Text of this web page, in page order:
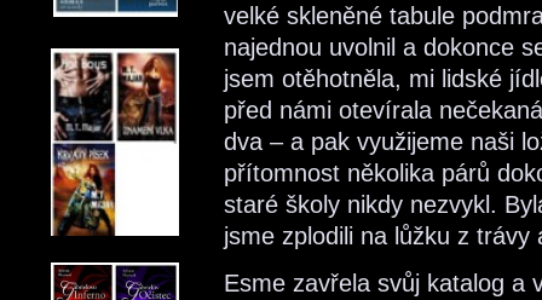
velké skleněné tabule
najednou uvolnil a dokonce
jsem otěhotněla, mi lidské
před námi otevírala
dva – a pak využijeme naši
přítomnost několika párů
staré školy nikdy nezvykl.
jsme zplodili na lůžku z
Esme zavřela svůj katalog a